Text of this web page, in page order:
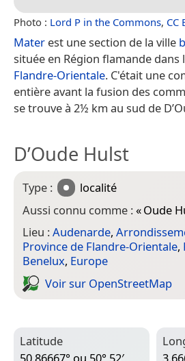
Photo : Lord P in the Commons, CC
Mater est une section de la ville
située en Région flamande dans
Flandre-Orientale. C'était une
entière avant la fusion des
se trouve à 2½ km au sud de
D’Oude Hulst
Type :
localité
Aussi connu comme :«Oude
Lieu :Audenarde,
Province de Flandre-Orientale,
Benelux, Europe
Voir sur Open­Street­Map
Latitude
50,86667° ou 50° 52′